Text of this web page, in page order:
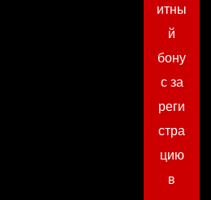
итны
й
бону
с за
реги
стра
цию
в